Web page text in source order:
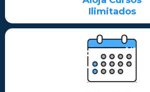
Ilimitados